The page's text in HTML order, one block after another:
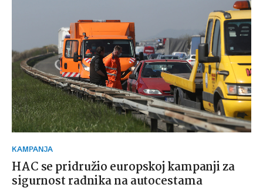
KAMPANJA
HAC se pridružio europskoj kampanji za
sigurnost radnika na autocestama